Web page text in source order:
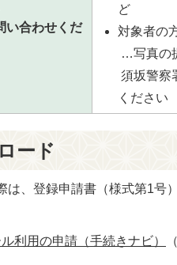
い合わせくだ
ど
対象者の
…写真の
須坂警察
ください
ード
は、登録申請書（様式第1号
利用の申請（手続きナビ）